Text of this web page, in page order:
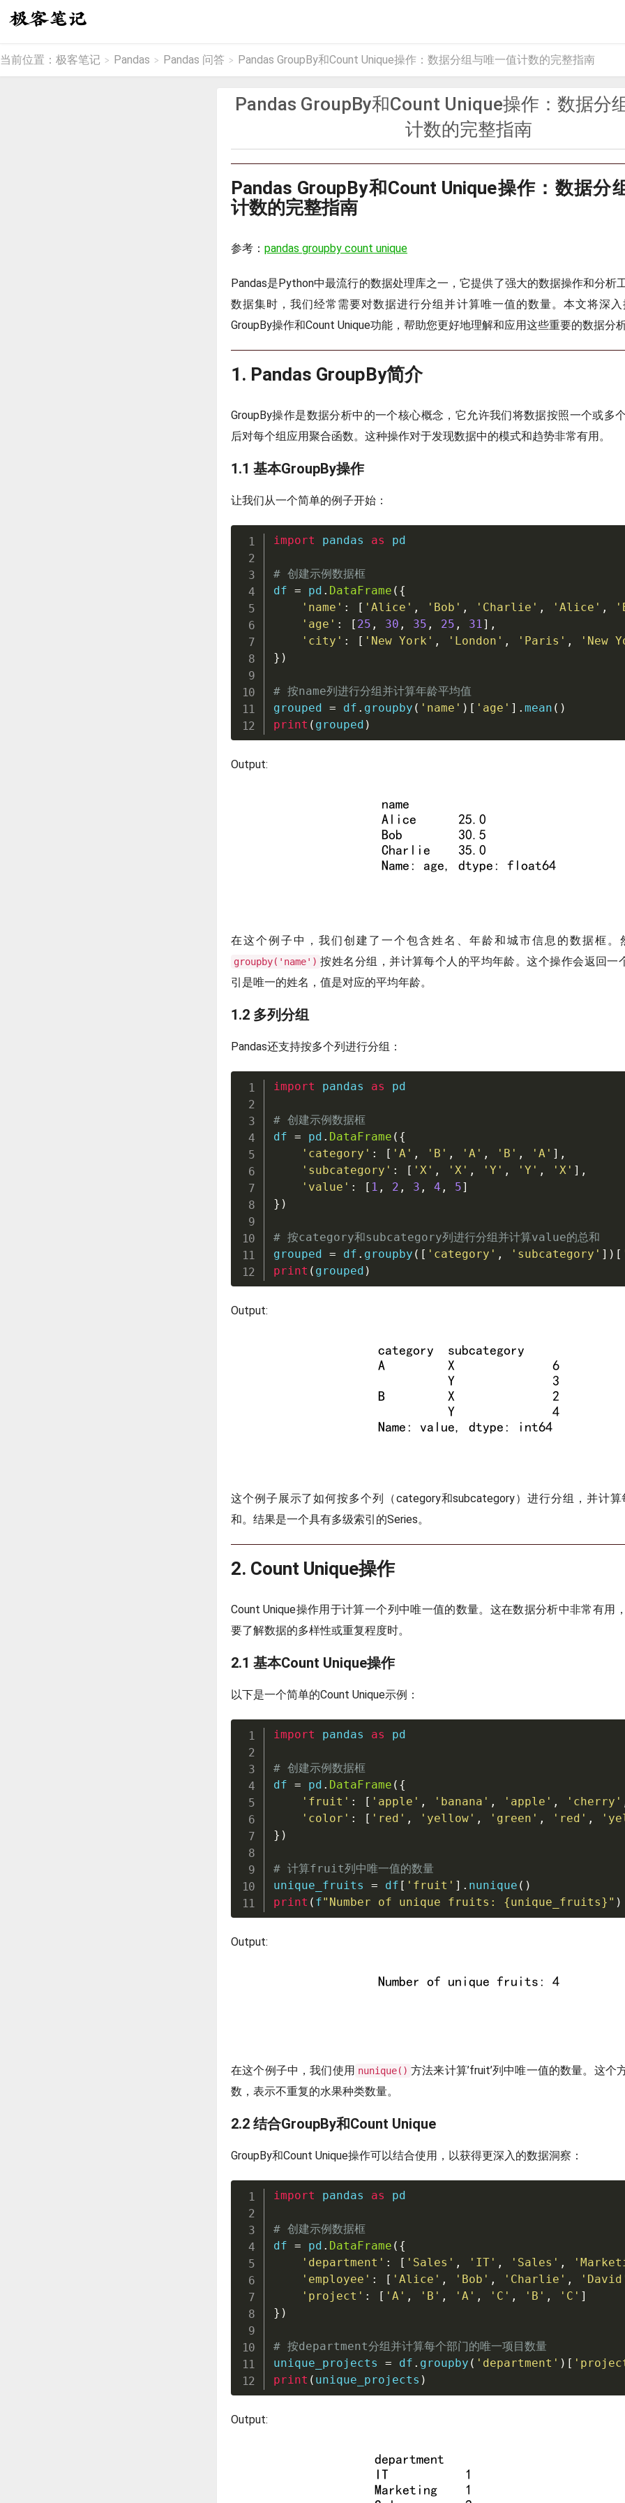
当前位置： 极客笔记 > Pandas > Pandas 问答 > Pandas GroupBy和Count Unique操作：数据分组与唯一值计数的完整指南
Pandas GroupBy和Count Unique操作：数据分
计数的完整指南
Pandas GroupBy和Count Unique操作：数据分
计数的完整指南
参考： pandas groupby count unique
Pandas是Python中最流行的数据处理库之一，它提供了强大的数据操作和分析
数据集时，我们经常需要对数据进行分组并计算唯一值的数量。本文将深入
GroupBy操作和Count Unique功能，帮助您更好地理解和应用这些重要的数据分析
1. Pandas GroupBy简介
GroupBy操作是数据分析中的一个核心概念，它允许我们将数据按照一个或多
后对每个组应用聚合函数。这种操作对于发现数据中的模式和趋势非常有用。
1.1 基本GroupBy操作
让我们从一个简单的例子开始：
import pandas as pd
# 创建示例数据框
df = pd . DataFrame ( {
'name' : [ 'Alice' , 'Bob' , 'Charlie' , 'Alice' ,
'age' : [ 25 , 30 , 35 , 25 , 31] ,
'city' : [ 'New York' , 'London' , 'Paris' , 'New
} )
# 按name列进行分组并计算年龄平均值
grouped = df . groupby ( 'name' ) [ 'age' ] . mean ( )
print ( grouped )
Output:
在这个例子中，我们创建了一个包含姓名、年龄和城市信息的数据框。
groupby('name') 按姓名分组，并计算每个人的平均年龄。这个操作会返回一
引是唯一的姓名，值是对应的平均年龄。
1.2 多列分组
Pandas还支持按多个列进行分组：
import pandas as pd
# 创建示例数据框
df = pd . DataFrame ( {
'category' : [ 'A' , 'B' , 'A' , 'B' , 'A' ] ,
'subcategory' : [ 'X' , 'X' , 'Y' , 'Y' , 'X' ] ,
'value' : [ 1 , 2 , 3 , 4 , 5]
} )
# 按category和subcategory列进行分组并计算value的总和
grouped = df . groupby ( [ 'category' , 'subcategory' ] ) [
print ( grouped )
Output:
这个例子展示了如何按多个列（category和subcategory）进行分组，并计算
和。结果是一个具有多级索引的Series。
2. Count Unique操作
Count Unique操作用于计算一个列中唯一值的数量。这在数据分析中非常有用
要了解数据的多样性或重复程度时。
2.1 基本Count Unique操作
以下是一个简单的Count Unique示例：
import pandas as pd
# 创建示例数据框
df = pd . DataFrame ( {
'fruit' : [ 'apple' , 'banana' , 'apple' , 'cherry'
'color' : [ 'red' , 'yellow' , 'green' , 'red' ,
} )
# 计算fruit列中唯一值的数量
unique_fruits = df [ 'fruit' ] . nunique ( )
print ( f"Number of unique fruits: {unique_fruits} " )
Output:
在这个例子中，我们使用 nunique() 方法来计算’fruit’列中唯一值的数量。这个
数，表示不重复的水果种类数量。
2.2 结合GroupBy和Count Unique
GroupBy和Count Unique操作可以结合使用，以获得更深入的数据洞察：
import pandas as pd
# 创建示例数据框
df = pd . DataFrame ( {
'department' : [ 'Sales' , 'IT' , 'Sales' ,
'employee' : [ 'Alice' , 'Bob' , 'Charlie' ,
'project' : [ 'A' , 'B' , 'A' , 'C' , 'B' , 'C' ]
} )
# 按department分组并计算每个部门的唯一项目数量
unique_projects = df . groupby ( 'department' ) [
print ( unique_projects )
Output: